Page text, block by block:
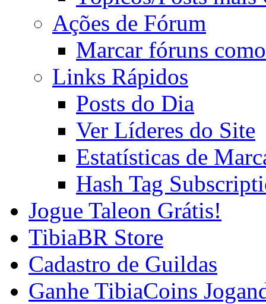
Ações de Fórum
Marcar fóruns
Links Rápidos
Posts do Dia
Ver Líderes do Site
Estatísticas de
Hash Tag
Jogue Taleon Grátis!
TibiaBR Store
Cadastro de Guildas
Ganhe TibiaCoins